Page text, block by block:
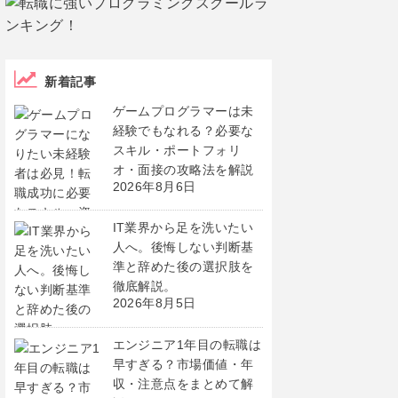
新着記事
ゲームプログラマーは未
経験でもなれる？必要な
スキル・ポートフォリ
オ・面接の攻略法を解説
2026年8月6日
IT業界から足を洗いたい
人へ。後悔しない判断基
準と辞めた後の選択肢を
徹底解説。
2026年8月5日
エンジニア1年目の転職は
早すぎる？市場価値・年
収・注意点をまとめて解